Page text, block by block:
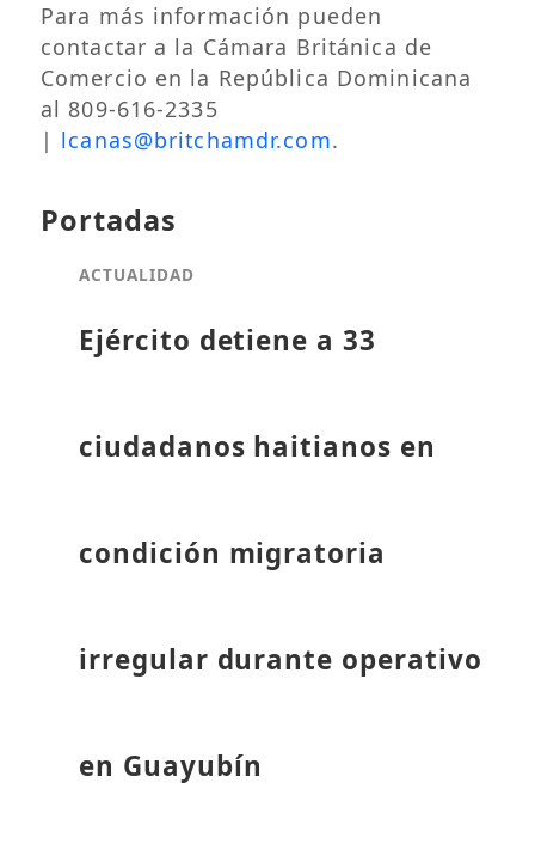
Para más información pueden
contactar a la Cámara Británica de
Comercio en la República Dominicana
al 809-616-2335
| lcanas@britchamdr.com.
Portadas
ACTUALIDAD
Ejército detiene a 33
ciudadanos haitianos en
condición migratoria
irregular durante operativo
en Guayubín